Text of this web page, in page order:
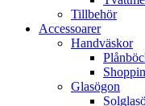
Tillbehör
Accessoarer
Handväskor
Glasögon